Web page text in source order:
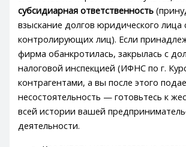
субсидиарная ответственность
взыскание долгов юридического лица
контролирующих лиц). Если
фирма обанкротилась, закрылась с
налоговой инспекцией (ИФНС по г.
контрагентами, а вы после этого
несостоятельность — готовьтесь к
всей истории вашей
деятельности.